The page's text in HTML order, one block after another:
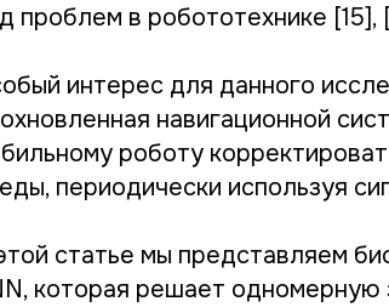
проблем в робототехнике [15],
интерес для данного
навигационной
роботу
периодически используя
статье мы представляем
которая решает одномерную